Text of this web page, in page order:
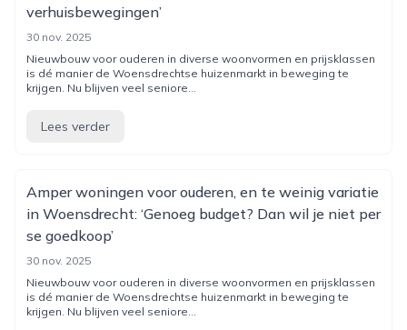
verhuisbewegingen’
30 nov. 2025
Nieuwbouw voor ouderen in diverse woonvormen en prijsklassen
is dé manier de Woensdrechtse huizenmarkt in beweging te
krijgen. Nu blijven veel seniore...
Lees verder
Amper woningen voor ouderen, en te weinig variatie
in Woensdrecht: ‘Genoeg budget? Dan wil je niet per
se goedkoop’
30 nov. 2025
Nieuwbouw voor ouderen in diverse woonvormen en prijsklassen
is dé manier de Woensdrechtse huizenmarkt in beweging te
krijgen. Nu blijven veel seniore...